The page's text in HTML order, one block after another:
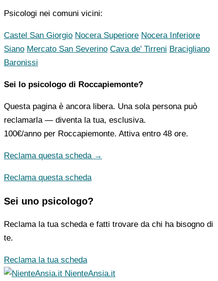
Psicologi nei comuni vicini:
Castel San Giorgio Nocera Superiore Nocera Inferiore
Siano Mercato San Severino Cava de' Tirreni Bracigliano
Baronissi
Sei lo psicologo di Roccapiemonte?
Questa pagina è ancora libera. Una sola persona può
reclamarla — diventa la tua, esclusiva.
100€/anno per Roccapiemonte. Attiva entro 48 ore.
Reclama questa scheda →
Reclama questa scheda
Sei uno psicologo?
Reclama la tua scheda e fatti trovare da chi ha bisogno di
te.
Reclama la tua scheda
NienteAnsia.it